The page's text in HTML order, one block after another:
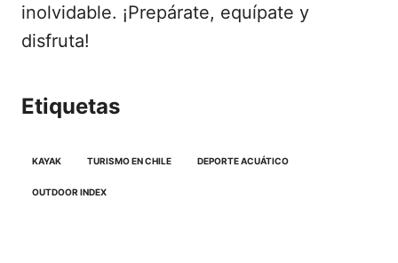
inolvidable. ¡Prepárate, equípate y
disfruta!
Etiquetas
KAYAK TURISMO EN CHILE DEPORTE ACUÁTICO
OUTDOOR INDEX